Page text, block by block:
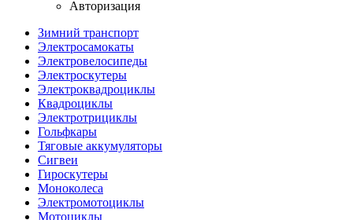
Авторизация
Зимний транспорт
Электросамокаты
Электровелосипеды
Электроскутеры
Электроквадроциклы
Квадроциклы
Электротрициклы
Гольфкары
Тяговые аккумуляторы
Сигвеи
Гироскутеры
Моноколеса
Электромотоциклы
Мотоциклы